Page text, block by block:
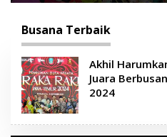
Busana Terbaik
Akhil
Juara
2024